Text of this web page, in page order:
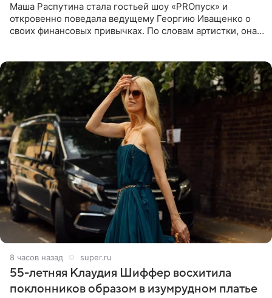
Маша Распутина стала гостьей шоу «PROпуск» и
откровенно поведала ведущему Георгию Иващенко о
своих финансовых привычках. По словам артистки, она
8 часов назад super.ru
55-летняя Клаудия Шиффер восхитила
поклонников образом в изумрудном платье